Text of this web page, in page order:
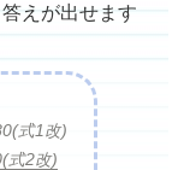
えが出せます
式1改)
(式2改)